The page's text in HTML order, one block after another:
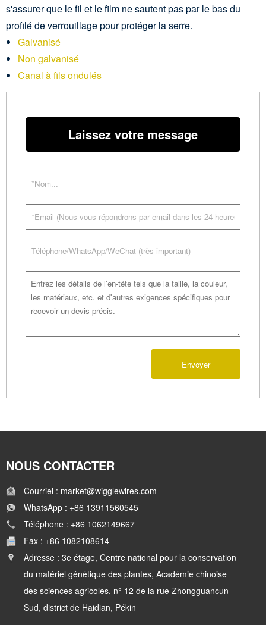
s'assurer que le fil et le film ne sautent pas par le bas du
profilé de verrouillage pour protéger la serre.
Galvanisé
Non galvanisé
Canal à fils ondulés
Laissez votre message
Envoyer
NOUS CONTACTER
Courriel : market@wigglewires.com
WhatsApp : +86 13911560545
Téléphone : +86 1062149667
Fax : +86 1082108614
Adresse : 3e étage, Centre national pour la conservation
du matériel génétique des plantes, Académie chinoise
des sciences agricoles, n° 12 de la rue Zhongguancun
Sud, district de Haidian, Pékin